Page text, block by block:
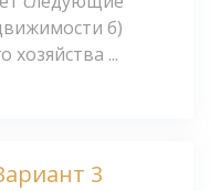
б)
хозяйства ...
3